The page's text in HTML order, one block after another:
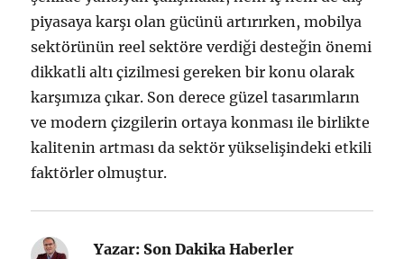
piyasaya karşı olan gücünü artırırken, mobilya
sektörünün reel sektöre verdiği desteğin önemi
dikkatli altı çizilmesi gereken bir konu olarak
karşımıza çıkar. Son derece güzel tasarımların
ve modern çizgilerin ortaya konması ile birlikte
kalitenin artması da sektör yükselişindeki etkili
faktörler olmuştur.
Yazar: Son Dakika Haberler